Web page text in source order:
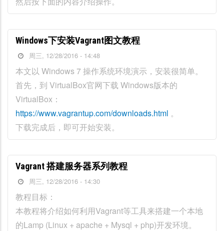
Windows下安装Vagrant图文教程
周三, 12/28/2016 - 14:48
本文以 Windows 7 操作系统环境演示，安装很简单。
首先，到 VirtualBox官网下载 Windows版本的
VirtualBox：
https://www.vagrantup.com/downloads.html 。
下载完成后，即可开始安装。
Vagrant 搭建服务器系列教程
周三, 12/28/2016 - 14:30
教程目标：
本教程将介绍如何利用Vagrant等工具来搭建一个本地
的Lamp (Linux + apache + Mysql + php)开发环境。